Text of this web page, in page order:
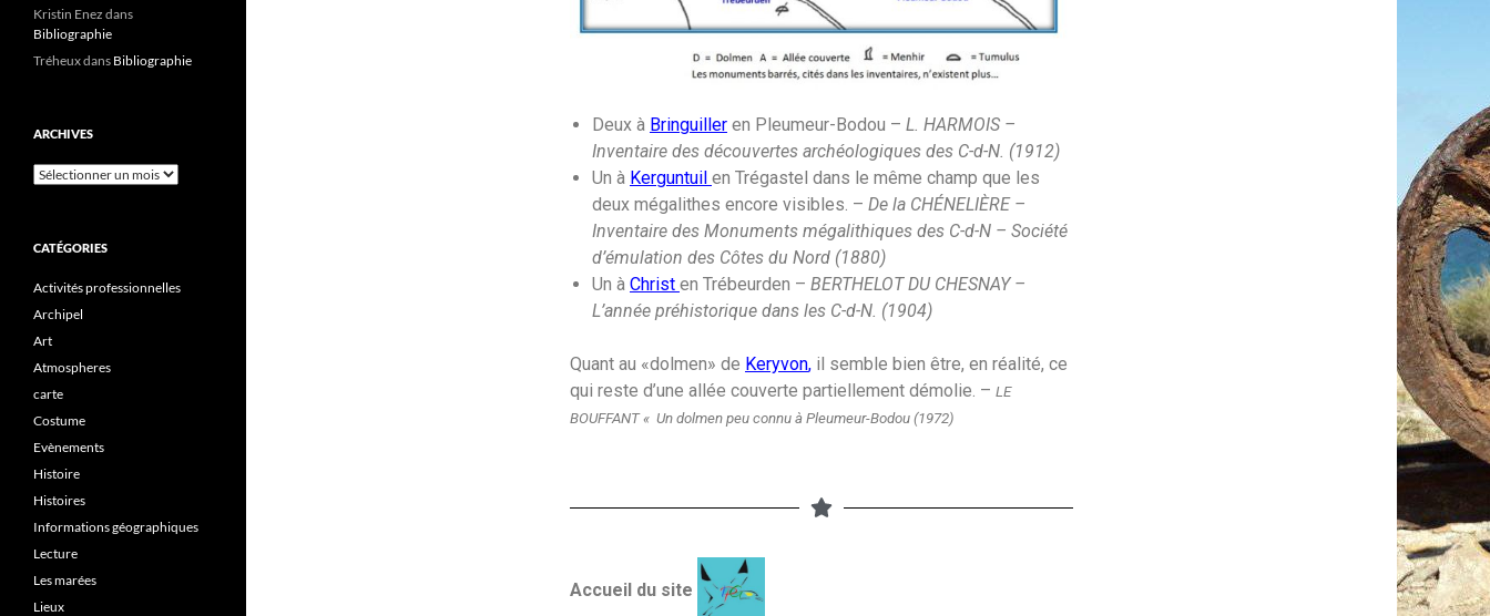
Deux à Bringuiller en Pleumeur-Bodou – L. HARMOIS –
Inventaire des découvertes archéologiques des C-d-N. (1912)
Un à Kerguntuil en Trégastel dans le même champ que les
deux mégalithes encore visibles. – De la CHÉNELIÈRE –
Inventaire des Monuments mégalithiques des C-d-N – Société
d’émulation des Côtes du Nord (1880)
Un à Christ en Trébeurden – BERTHELOT DU CHESNAY –
L’année préhistorique dans les C-d-N. (1904)
Quant au «dolmen» de Keryvon, il semble bien être, en réalité, ce
qui reste d’une allée couverte partiellement démolie. – LE
BOUFFANT « Un dolmen peu connu à Pleumeur-Bodou (1972)
Accueil du site
Kristin Enez dans
Bibliographie
Tréheuxdans Bibliographie
ARCHIVES
CATÉGORIES
Activités professionnelles
Archipel
Art
Atmospheres
carte
Costume
Evènements
Histoire
Histoires
Informations géographiques
Lecture
Les marées
Lieux